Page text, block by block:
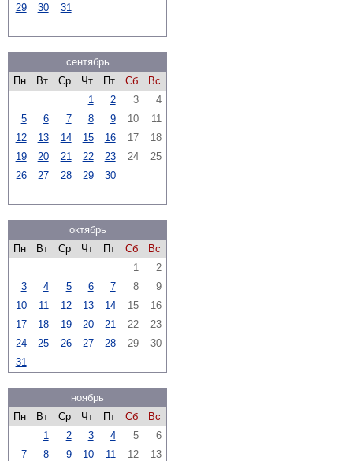
29
30 31
сентябрь
Пн
Вт Ср Чт Пт Сб
Вс
1
2 3
4
5
6 7 8 9 10
11
12
13 14 15 16 17
18
19
20 21 22 23 24
25
26
27 28 29 30
октябрь
Пн
Вт Ср Чт Пт Сб
Вс
1
2
3
4 5 6 7 8
9
10
11 12 13 14 15
16
17
18 19 20 21 22
23
24
25 26 27 28 29
30
31
ноябрь
Пн
Вт Ср Чт Пт Сб
Вс
1
2 3 4 5
6
7
8 9 10 11 12
13